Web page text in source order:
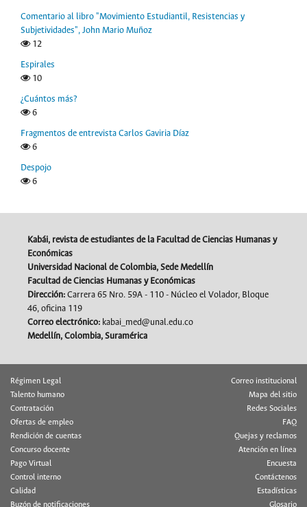
Comentario al libro "Movimiento Estudiantil, Resistencias y
Subjetividades", John Mario Muñoz
12
Espirales
10
¿Cuántos más?
6
Fragmentos de entrevista Carlos Gaviria Díaz
6
Despojo
6
Kabái, revista de estudiantes de la Facultad de Ciencias Humanas y
Económicas
Universidad Nacional de Colombia, Sede Medellín
Facultad de Ciencias Humanas y Económicas
Dirección: Carrera 65 Nro. 59A - 110 - Núcleo el Volador, Bloque
46, oficina 119
Correo electrónico: kabai_med@unal.edu.co
Medellín, Colombia, Suramérica
Régimen Legal
Talento humano
Contratación
Ofertas de empleo
Rendición de cuentas
Concurso docente
Pago Virtual
Control interno
Calidad
Buzón de notificaciones
Correo institucional
Mapa del sitio
Redes Sociales
FAQ
Quejas y reclamos
Atención en línea
Encuesta
Contáctenos
Estadísticas
Glosario